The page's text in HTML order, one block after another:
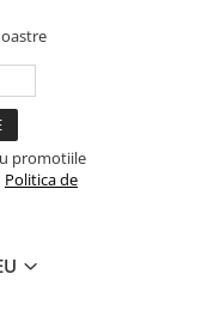
promotiile
Politica de